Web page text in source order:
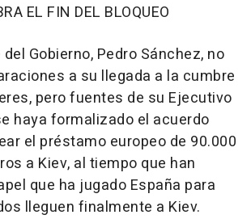
EL FIN DEL BLOQUEO
Gobierno, Pedro Sánchez, no
a su llegada a la cumbre
pero fuentes de su Ejecutivo
haya formalizado el acuerdo
el préstamo europeo de 90.000
a Kiev, al tiempo que han
que ha jugado España para
lleguen finalmente a Kiev.